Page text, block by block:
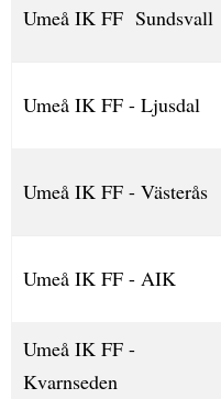
Umeå IK FF Sundsvall
Umeå IK FF - Ljusdal
Umeå IK FF - Västerås
Umeå IK FF - AIK
Umeå IK FF -
Kvarnseden